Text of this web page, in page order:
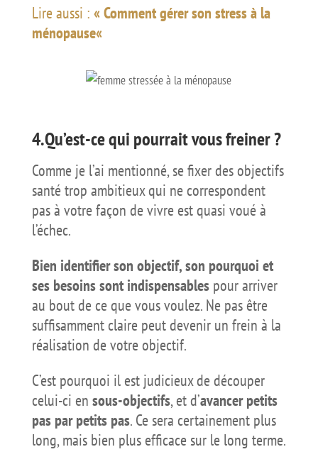
Lire aussi : «Comment gérer son stress à la
ménopause«
4.Qu’est-ce qui pourrait vous freiner ?
Comme je l’ai mentionné, se fixer des objectifs
santé trop ambitieux qui ne correspondent
pas à votre façon de vivre est quasi voué à
l’échec.
Bien identifier son objectif, son pourquoi et
ses besoins sont indispensablespour arriver
au bout de ce que vous voulez. Ne pas être
suffisamment claire peut devenir un frein à la
réalisation de votre objectif.
C’est pourquoi il est judicieux de découper
celui-ci en sous-objectifs, et d’avancer petits
pas par petits pas. Ce sera certainement plus
long, mais bien plus efficace sur le long terme.